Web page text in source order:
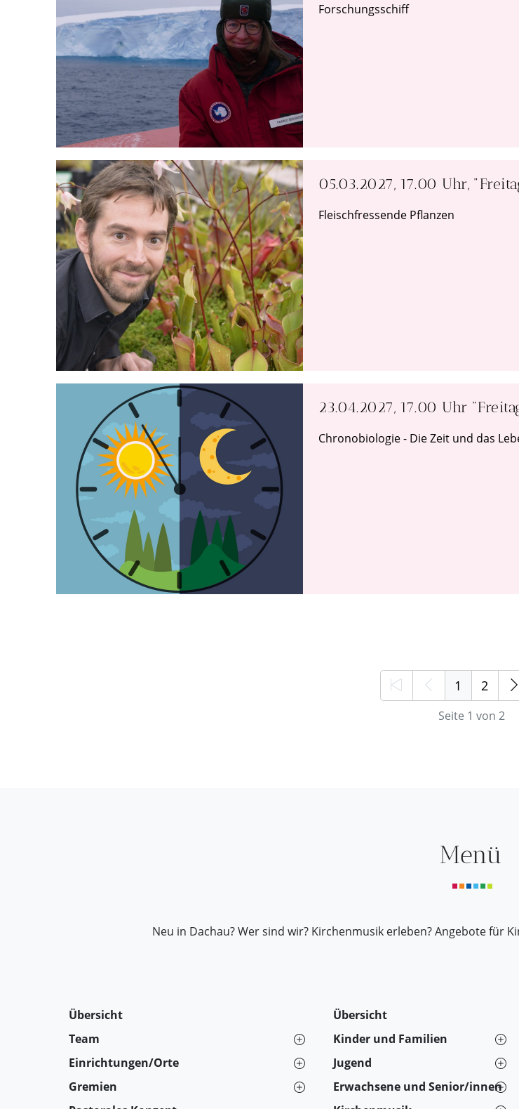
Forschungsschiff
05.03.2027, 17.00 Uhr,
Fleischfressende Pflanzen
23.04.2027, 17.00 Uhr
Chronobiologie - Die Zeit und das
1 2
Seite 1 von 2
Menü
Neu in Dachau? Wer sind wir? Kirchenmusik erleben? Angebote für
Übersicht
Team
Einrichtungen/Orte
Gremien
Übersicht
Kinder und Familien
Jugend
Erwachsene und Senior/innen